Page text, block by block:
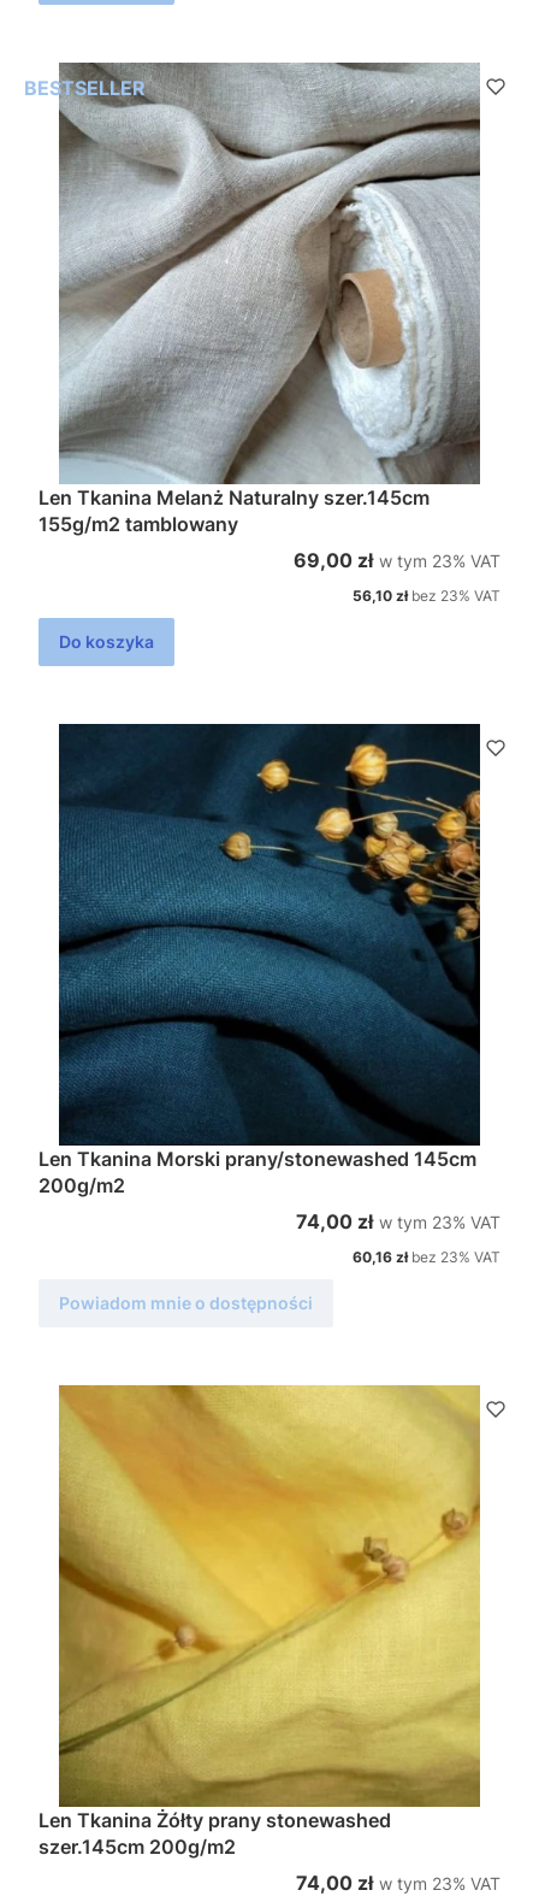
BESTSELLER
Len Tkanina Melanż Naturalny szer.145cm
155g/m2 tamblowany
Cena brutto
69,00 zł w tym %s VAT
w tym 23% VAT
Cena netto
56,10 zł bez 23% VAT
Do koszyka
Len Tkanina Morski prany/stonewashed 145cm
200g/m2
Cena brutto
74,00 zł w tym %s VAT
w tym 23% VAT
Cena netto
60,16 zł bez 23% VAT
Powiadom mnie o dostępności
Len Tkanina Żółty prany stonewashed
szer.145cm 200g/m2
Cena brutto
74,00 zł w tym %s VAT
w tym 23% VAT